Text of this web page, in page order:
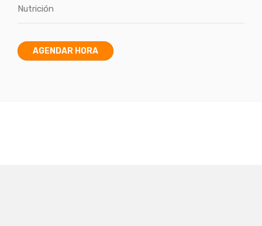
Nutrición
AGENDAR HORA